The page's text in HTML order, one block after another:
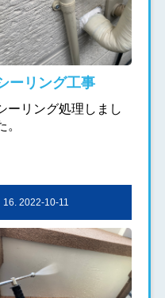
ーリング工事
ーリング処理しまし
。
16. 2022-10-11